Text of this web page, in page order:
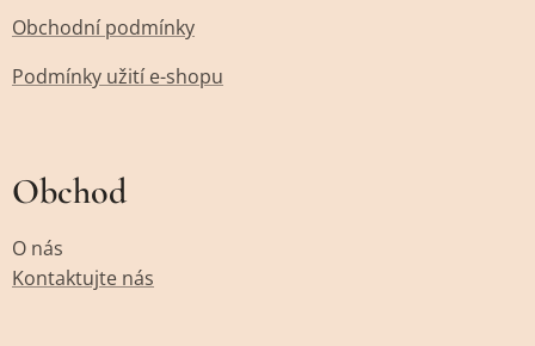
Obchodní podmínky
Podmínky užití e-shopu
Obchod
O nás
Kontaktujte nás